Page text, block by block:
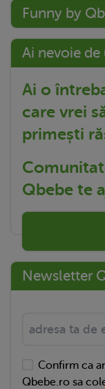
Funny by
Ai nevoie de
Ai o
care vrei
primești
Qbebe te
Newsletter
Confirm ca
Qbebe.ro sa